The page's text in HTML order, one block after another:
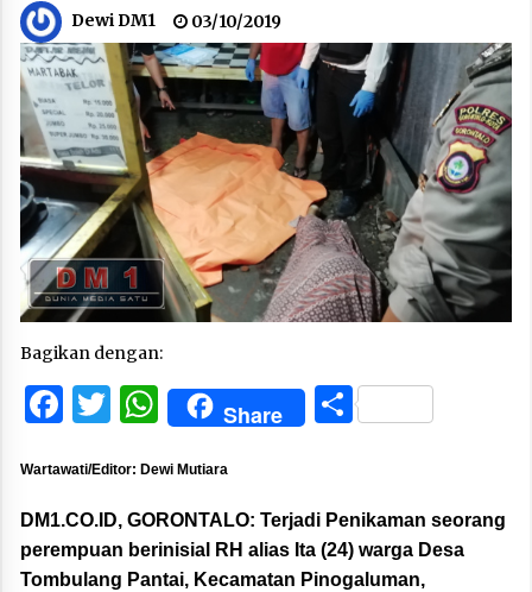
Dewi DM1 03/10/2019
Bagikan dengan:
Facebook
Twitter
WhatsApp
Share Share
Wartawati/Editor: Dewi Mutiara
DM1.CO.ID, GORONTALO: Terjadi Penikaman seorang
perempuan berinisial RH alias Ita (24) warga Desa
Tombulang Pantai, Kecamatan Pinogaluman,